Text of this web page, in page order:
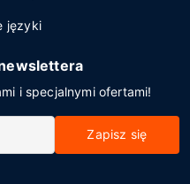
języki
i specjalnymi ofertami!
Zapisz się